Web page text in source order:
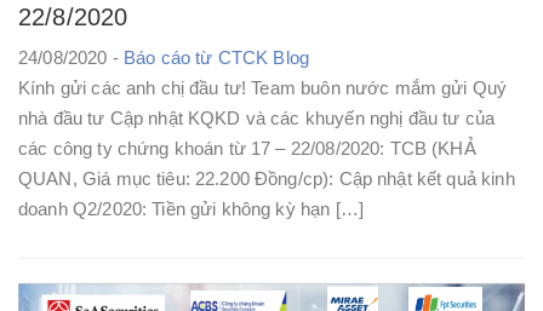
22/8/2020
24/08/2020 - Báo cáo từ CTCK Blog
Kính gửi các anh chị đầu tư! Team buôn nước mắm gửi Quý
nhà đầu tư Cập nhật KQKD và các khuyến nghị đầu tư của
các công ty chứng khoán từ 17 – 22/08/2020: TCB (KHẢ
QUAN, Giá mục tiêu: 22.200 Đồng/cp): Cập nhật kết quả kinh
doanh Q2/2020: Tiền gửi không kỳ hạn […]